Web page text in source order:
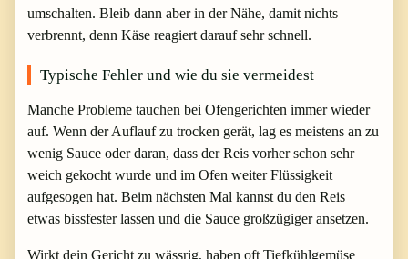
umschalten. Bleib dann aber in der Nähe, damit nichts
verbrennt, denn Käse reagiert darauf sehr schnell.
Typische Fehler und wie du sie vermeidest
Manche Probleme tauchen bei Ofengerichten immer wieder
auf. Wenn der Auflauf zu trocken gerät, lag es meistens an zu
wenig Sauce oder daran, dass der Reis vorher schon sehr
weich gekocht wurde und im Ofen weiter Flüssigkeit
aufgesogen hat. Beim nächsten Mal kannst du den Reis
etwas bissfester lassen und die Sauce großzügiger ansetzen.
Wirkt dein Gericht zu wässrig, haben oft Tiefkühlgemüse